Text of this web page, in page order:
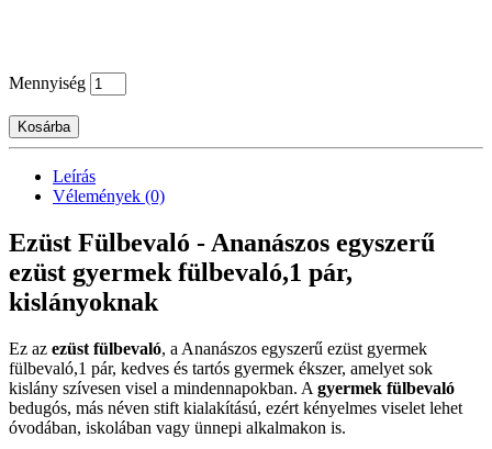
Mennyiség
Kosárba
Leírás
Vélemények (0)
Ezüst Fülbevaló - Ananászos egyszerű
ezüst gyermek fülbevaló,1 pár,
kislányoknak
Ez az ezüst fülbevaló, a Ananászos egyszerű ezüst gyermek
fülbevaló,1 pár, kedves és tartós gyermek ékszer, amelyet sok
kislány szívesen visel a mindennapokban. A gyermek fülbevaló
bedugós, más néven stift kialakítású, ezért kényelmes viselet lehet
óvodában, iskolában vagy ünnepi alkalmakon is.